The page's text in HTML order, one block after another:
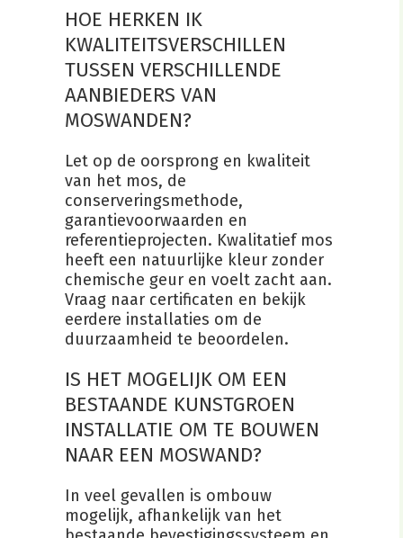
HOE HERKEN IK
KWALITEITSVERSCHILLEN
TUSSEN VERSCHILLENDE
AANBIEDERS VAN
MOSWANDEN?
Let op de oorsprong en kwaliteit
van het mos, de
conserveringsmethode,
garantievoorwaarden en
referentieprojecten. Kwalitatief mos
heeft een natuurlijke kleur zonder
chemische geur en voelt zacht aan.
Vraag naar certificaten en bekijk
eerdere installaties om de
duurzaamheid te beoordelen.
IS HET MOGELIJK OM EEN
BESTAANDE KUNSTGROEN
INSTALLATIE OM TE BOUWEN
NAAR EEN MOSWAND?
In veel gevallen is ombouw
mogelijk, afhankelijk van het